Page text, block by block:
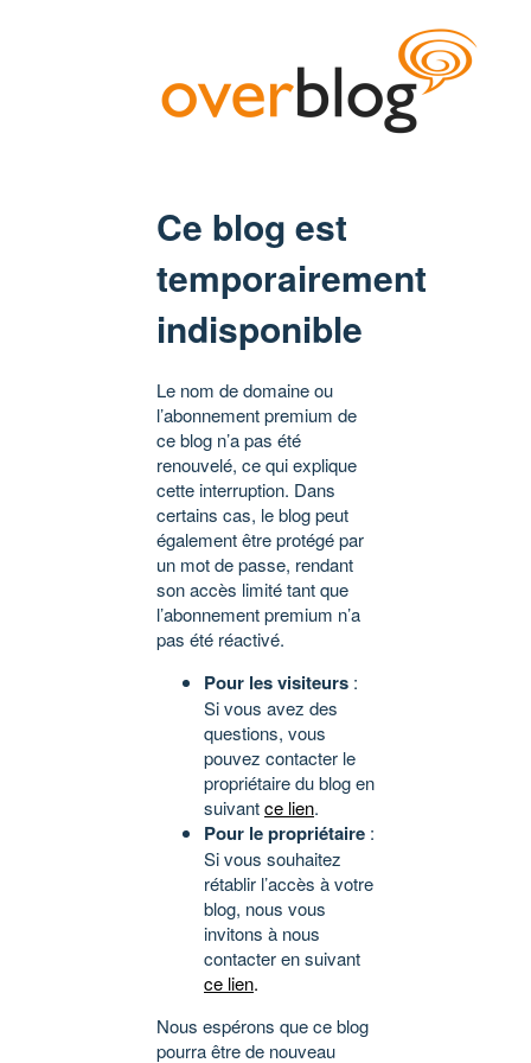
Ce blog est
temporairement
indisponible
Le nom de domaine ou
l’abonnement premium de
ce blog n’a pas été
renouvelé, ce qui explique
cette interruption. Dans
certains cas, le blog peut
également être protégé par
un mot de passe, rendant
son accès limité tant que
l’abonnement premium n’a
pas été réactivé.
Pour les visiteurs :
Si vous avez des
questions, vous
pouvez contacter le
propriétaire du blog en
suivantce lien.
Pour le propriétaire :
Si vous souhaitez
rétablir l’accès à votre
blog, nous vous
invitons à nous
contacter en suivant
ce lien.
Nous espérons que ce blog
pourra être de nouveau